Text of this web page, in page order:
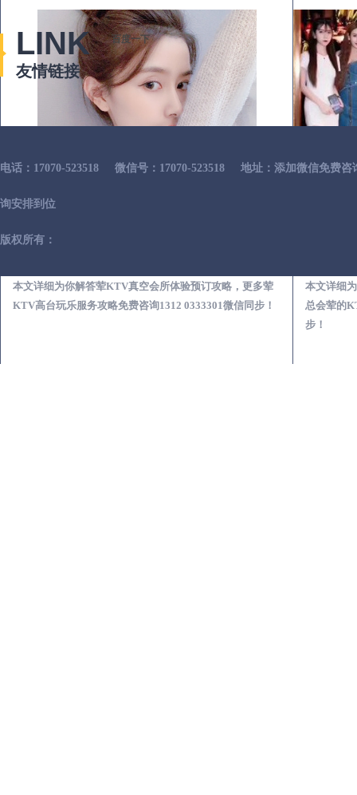
本文详细为你解答荤KTV真空会所体验预订攻略，更多荤
KTV高台玩乐服务攻略免费咨询1312 0333301微信同步！
本文详细
总会荤的
步！
LINK
友情链接
百度一下
电话：17070-523518 微信号：17070-523518 地址：添加微信免费
询安排到位
版权所有：